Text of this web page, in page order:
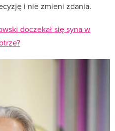
i nie zmieni zdania.
doczekał się syna w